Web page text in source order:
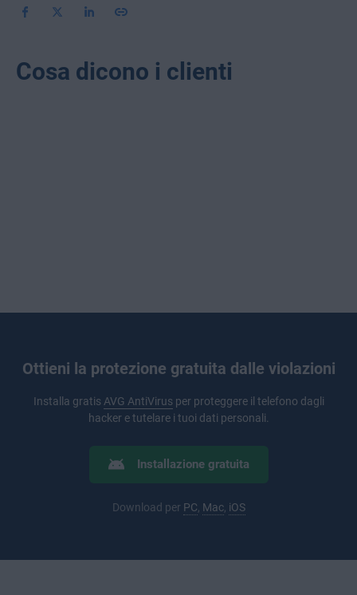
Cosa dicono i clienti
Ottieni la protezione gratuita dalle violazioni
Installa gratisAVG AntiVirus per proteggere il telefono dagli
hacker e tutelare i tuoi dati personali.
Installazione gratuita
Download per PC, Mac, iOS